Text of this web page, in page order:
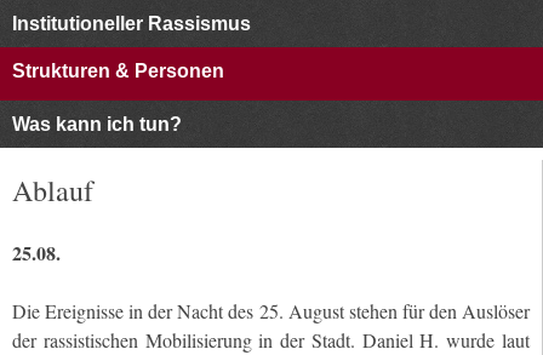
Institutioneller Rassismus
Strukturen & Personen
Was kann ich tun?
Ablauf
25.08.
Die Ereignisse in der Nacht des 25. August stehen für den Auslöser
der rassistischen Mobilisierung in der Stadt. Daniel H. wurde laut